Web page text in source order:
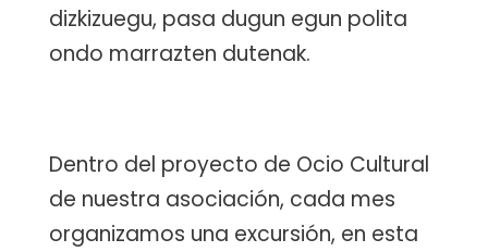
dizkizuegu, pasa dugun egun polita
ondo marrazten dutenak.
Dentro del proyecto de Ocio Cultural
de nuestra asociación, cada mes
organizamos una excursión, en esta